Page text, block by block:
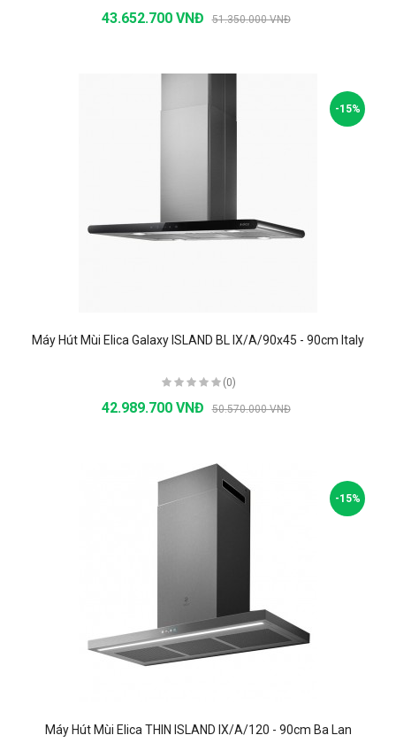
43.652.700 VNĐ 51.350.000 VNĐ
-15%
Máy Hút Mùi Elica Galaxy ISLAND BL IX/A/90x45 - 90cm Italy
(0)
42.989.700 VNĐ 50.570.000 VNĐ
-15%
Máy Hút Mùi Elica THIN ISLAND IX/A/120 - 90cm Ba Lan